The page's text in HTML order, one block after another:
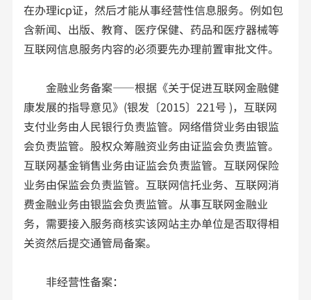
在办理icp证，然后才能从事经营性信息服务。例如包
含新闻、出版、教育、医疗保健、药品和医疗器械等
互联网信息服务内容的必须要先办理前置审批文件。
金融业务备案——根据《关于促进互联网金融健
康发展的指导意见》(银发〔2015〕221号 )，互联网
支付业务由人民银行负责监管。网络借贷业务由银监
会负责监管。股权众筹融资业务由证监会负责监管。
互联网基金销售业务由证监会负责监管。互联网保险
业务由保监会负责监管。互联网信托业务、互联网消
费金融业务由银监会负责监管。从事互联网金融业
务，需要接入服务商核实该网站主办单位是否取得相
关资然后提交通管局备案。
非经营性备案：